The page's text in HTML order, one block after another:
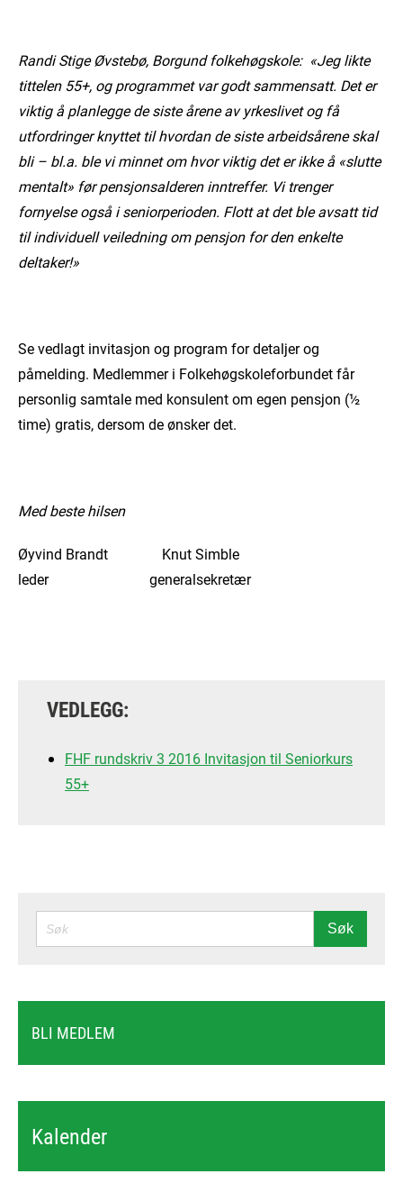
Randi Stige Øvstebø, Borgund folkehøgskole: «Jeg likte
tittelen 55+, og programmet var godt sammensatt. Det er
viktig å planlegge de siste årene av yrkeslivet og få
utfordringer knyttet til hvordan de siste arbeidsårene skal
bli – bl.a. ble vi minnet om hvor viktig det er ikke å «slutte
mentalt» før pensjonsalderen inntreffer. Vi trenger
fornyelse også i seniorperioden. Flott at det ble avsatt tid
til individuell veiledning om pensjon for den enkelte
deltaker!»
Se vedlagt invitasjon og program for detaljer og
påmelding. Medlemmer i Folkehøgskoleforbundet får
personlig samtale med konsulent om egen pensjon (½
time) gratis, dersom de ønsker det.
Med beste hilsen
Øyvind Brandt Knut Simble
leder generalsekretær
VEDLEGG:
FHF rundskriv 3 2016 Invitasjon til Seniorkurs
55+
SØK Søk
BLI MEDLEM
Kalender